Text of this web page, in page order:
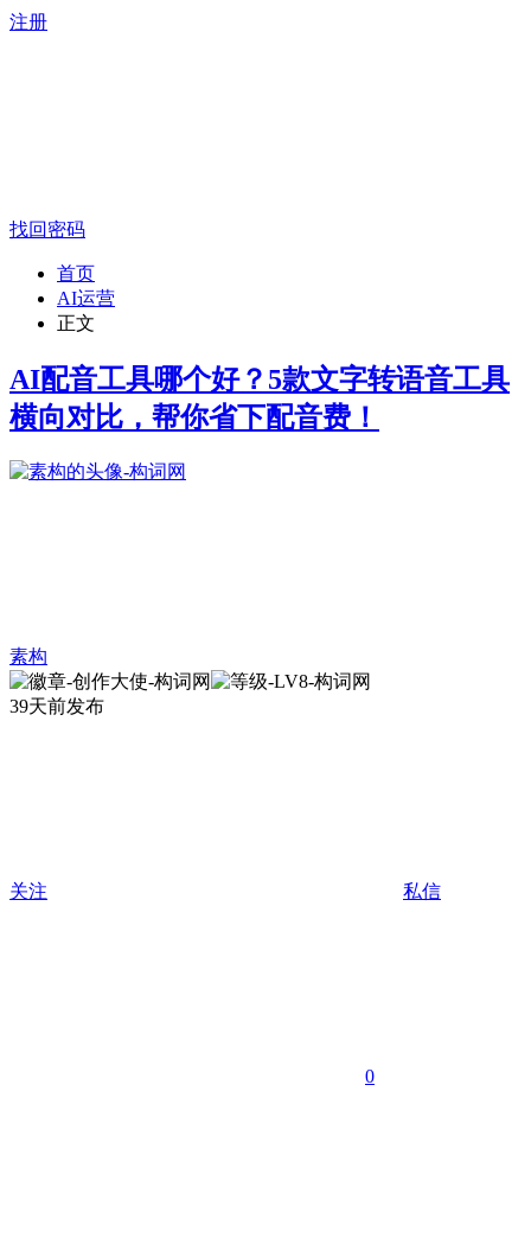
注册
找回密码
首页
AI运营
正文
AI配音工具哪个好？5款文字转语音工具
横向对比，帮你省下配音费！
素构
39天前发布
关注 私信
0